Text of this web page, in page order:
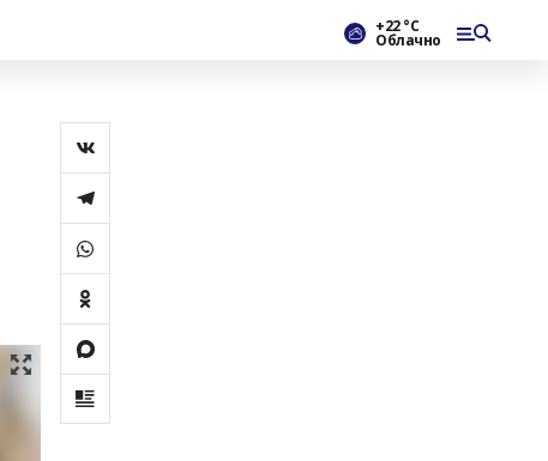
+22 °С
Облачно